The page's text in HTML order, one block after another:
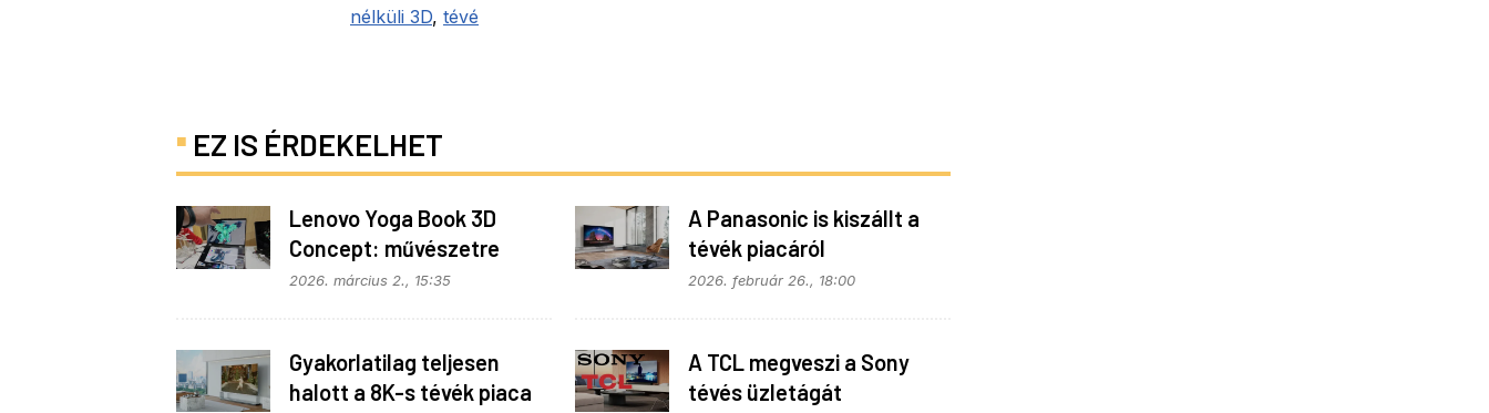
nélküli 3D, tévé
EZ IS ÉRDEKELHET
Lenovo Yoga Book 3D
Concept: művészetre
fejlesztve
2026. március 2., 15:35
A Panasonic is kiszállt a
tévék piacáról
2026. február 26., 18:00
Gyakorlatilag teljesen
halott a 8K-s tévék piaca
A TCL megveszi a Sony
tévés üzletágát